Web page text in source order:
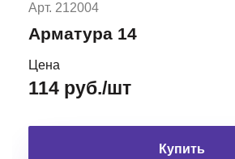
Арт. 212004
Арматура 14
Цена
114 руб./шт
Купить